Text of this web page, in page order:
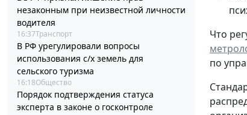
незаконным при неизвестной личности
водителя
16:37Транспорт
В РФ урегулировали вопросы
использования с/х земель для
сельского туризма
16:18Общество
Порядок подтверждения статуса
эксперта в законе о госконтроле
Что
по